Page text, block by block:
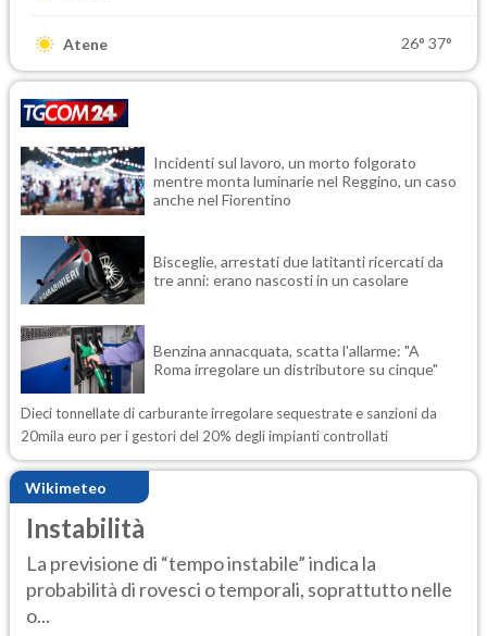
Atene 26° 37°
Incidenti sul lavoro, un morto folgorato
mentre monta luminarie nel Reggino, un caso
anche nel Fiorentino
Bisceglie, arrestati due latitanti ricercati da
tre anni: erano nascosti in un casolare
Benzina annacquata, scatta l'allarme: "A
Roma irregolare un distributore su cinque"
Dieci tonnellate di carburante irregolare sequestrate e sanzioni da
20mila euro per i gestori del 20% degli impianti controllati
Wikimeteo
Instabilità
La previsione di “tempo instabile” indica la
probabilità di rovesci o temporali, soprattutto nelle
o...